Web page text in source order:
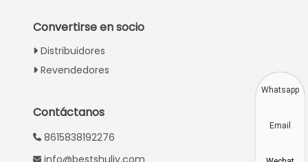
Convertirse en socio
Distribuidores
Revendedores
Contáctanos
8615838192276
info@bestshuliy.com
Japanese
Whatsapp
Email